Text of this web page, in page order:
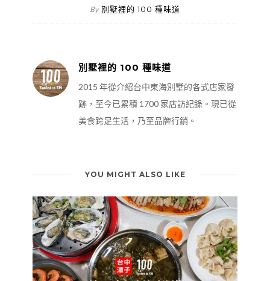
【台中潭子美食】鼎。極品海鮮塔｜台中桌菜餐廳推
飽，還可加購波士頓龍蝦吃好吃滿！餐廳二樓備有完善
的視聽設備，無論家庭聚餐、公司會議都適合！
2020 年 7 月 19 日